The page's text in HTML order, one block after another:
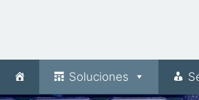
Soluciones